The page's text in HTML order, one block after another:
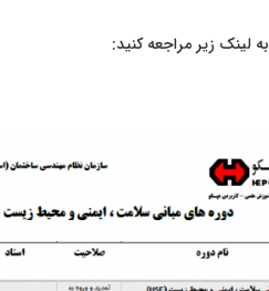
لینک زیر مراجعه کنید: